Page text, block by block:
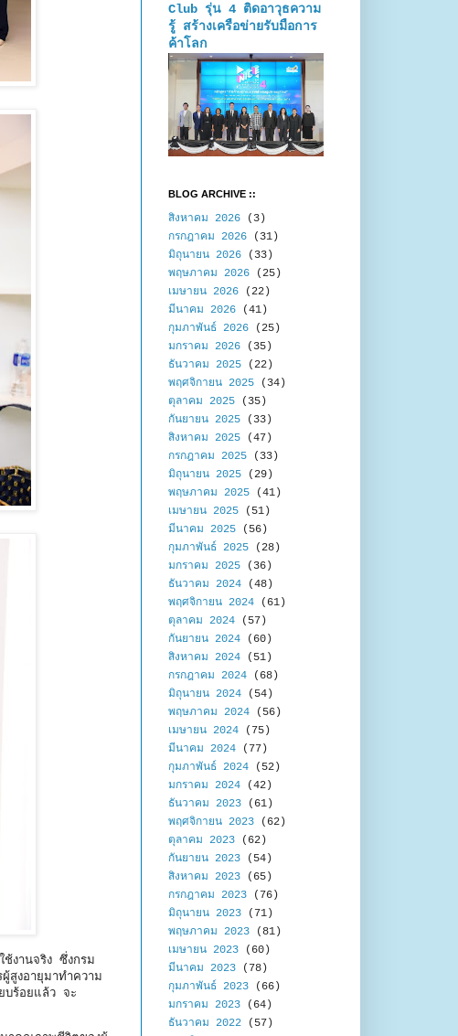
งานจริง ซึ่งกรม
สูงอายุมาทำความ
บร้อยแล้ว จะ
Club รุ่น 4 ติดอาวุธความ
รู้ สร้างเครือข่ายรับมือการ
ค้าโลก
BLOG ARCHIVE ::
สิงหาคม 2026 (3)
กรกฎาคม 2026 (31)
มิถุนายน 2026 (33)
พฤษภาคม 2026 (25)
เมษายน 2026 (22)
มีนาคม 2026 (41)
กุมภาพันธ์ 2026 (25)
มกราคม 2026 (35)
ธันวาคม 2025 (22)
พฤศจิกายน 2025 (34)
ตุลาคม 2025 (35)
กันยายน 2025 (33)
สิงหาคม 2025 (47)
กรกฎาคม 2025 (33)
มิถุนายน 2025 (29)
พฤษภาคม 2025 (41)
เมษายน 2025 (51)
มีนาคม 2025 (56)
กุมภาพันธ์ 2025 (28)
มกราคม 2025 (36)
ธันวาคม 2024 (48)
พฤศจิกายน 2024 (61)
ตุลาคม 2024 (57)
กันยายน 2024 (60)
สิงหาคม 2024 (51)
กรกฎาคม 2024 (68)
มิถุนายน 2024 (54)
พฤษภาคม 2024 (56)
เมษายน 2024 (75)
มีนาคม 2024 (77)
กุมภาพันธ์ 2024 (52)
มกราคม 2024 (42)
ธันวาคม 2023 (61)
พฤศจิกายน 2023 (62)
ตุลาคม 2023 (62)
กันยายน 2023 (54)
สิงหาคม 2023 (65)
กรกฎาคม 2023 (76)
มิถุนายน 2023 (71)
พฤษภาคม 2023 (81)
เมษายน 2023 (60)
มีนาคม 2023 (78)
กุมภาพันธ์ 2023 (66)
มกราคม 2023 (64)
ธันวาคม 2022 (57)